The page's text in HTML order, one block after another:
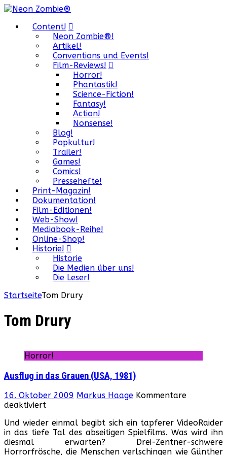
Content!
Neon Zombie®!
Artikel!
Conventions und Events!
Film-Reviews!
Horror!
Phantastik!
Science-Fiction!
Fantasy!
Action!
Nonsense!
Blog!
Popkultur!
Trailer!
Games!
Comics!
Pressehefte!
Print-Magazin!
Dokumentation!
Film-Editionen!
Web-Show!
Mediabook-Reihe!
Online-Shop!
Historie!
Historie
Die Medien über uns!
Die Leser!
StartseiteTom Drury
Tom Drury
Horror!
Ausflug in das Grauen (USA, 1981)
16. Oktober 2009 Markus Haage Kommentare
deaktiviertfür
in
das
Grauen
(USA,
Und wieder einmal begibt sich ein tapferer VideoRaider
in das tiefe Tal des abseitigen Spielfilms. Was wird ihn
diesmal erwarten? Drei-Zentner-schwere
Horrorfrösche, die Menschen verlschingen wie Günther